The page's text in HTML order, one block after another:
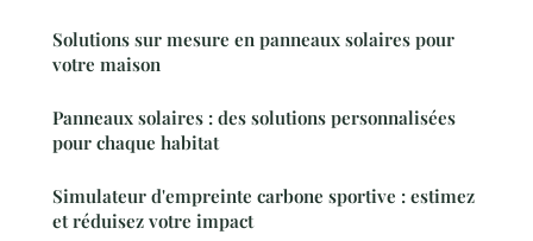
Solutions sur mesure en panneaux solaires pour
votre maison
Panneaux solaires : des solutions personnalisées
pour chaque habitat
Simulateur d'empreinte carbone sportive : estimez
et réduisez votre impact